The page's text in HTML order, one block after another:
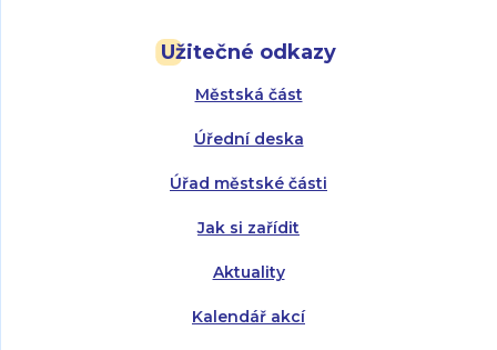
Užitečné odkazy
Městská část
Úřední deska
Úřad městské části
Jak si zařídit
Aktuality
Kalendář akcí
Úterý: 8:00 - 16:00
Úterý: 8:00 - 13:00